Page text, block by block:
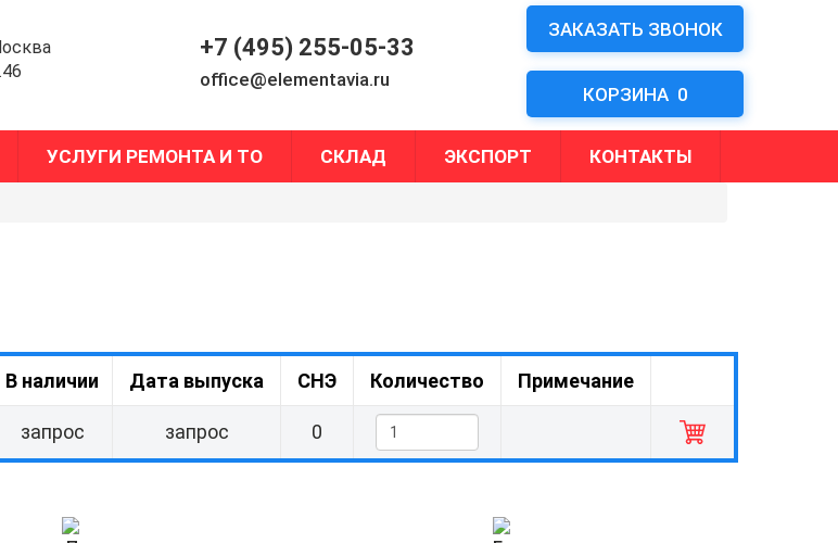
+7 (495) 255-05-33
office@elementavia.ru
ЗАКАЗАТЬ ЗВОНОК
КОРЗИНА 0
УСЛУГИ РЕМОНТА И ТО СКЛАД ЭКСПОРТ КОНТАКТЫ
В наличии Дата выпуска СНЭ Количество Примечание
запрос запрос 0